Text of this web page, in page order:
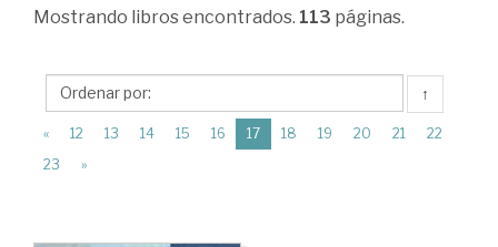
Juvenil
Mostrando libros encontrados. 113 páginas.
↑
« 12 13 14 15 16 17(current)
18 19 20 21
22
23
»